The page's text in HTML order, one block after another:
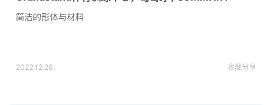
简洁的形体与材料
2022.12.28 收藏分享